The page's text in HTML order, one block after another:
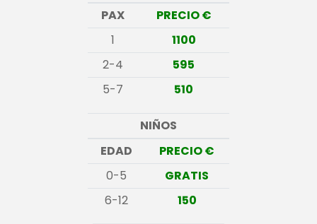
PAX
PRECIO €
1
1100
2-4
595
5-7
510
NIÑOS
EDAD
PRECIO €
0-5
GRATIS
6-12
150